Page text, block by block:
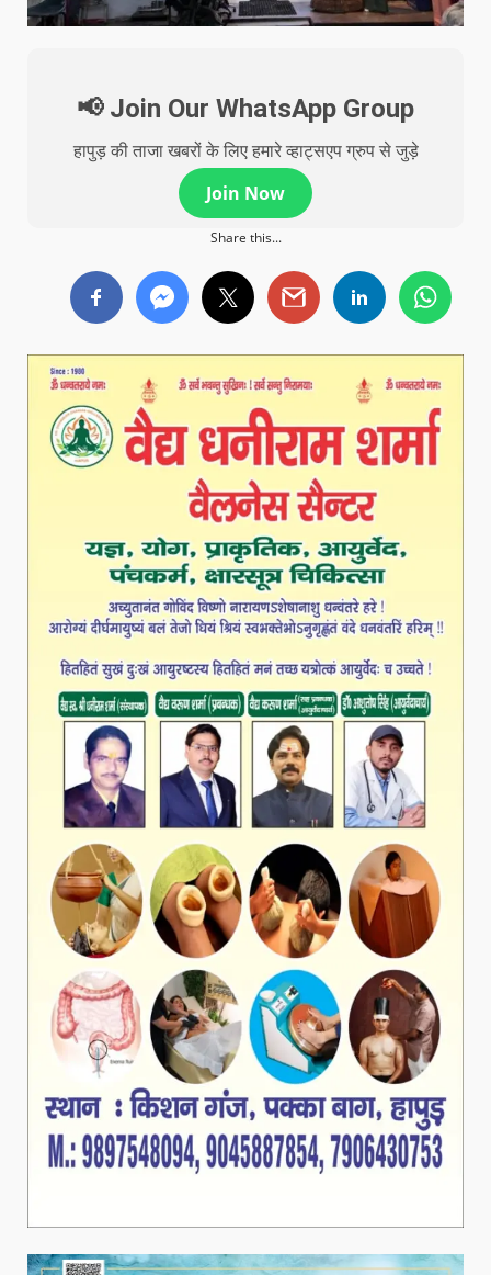
📢 Join Our WhatsApp Group
हापुड़ की ताजा खबरों के लिए हमारे व्हाट्सएप ग्रुप से जुड़े
Join Now
Share this...